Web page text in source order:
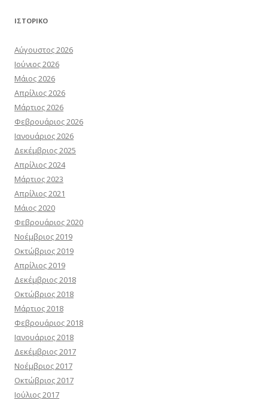
ΙΣΤΟΡΙΚΌ
Αύγουστος 2026
Ιούνιος 2026
Μάιος 2026
Απρίλιος 2026
Μάρτιος 2026
Φεβρουάριος 2026
Ιανουάριος 2026
Δεκέμβριος 2025
Απρίλιος 2024
Μάρτιος 2023
Απρίλιος 2021
Μάιος 2020
Φεβρουάριος 2020
Νοέμβριος 2019
Οκτώβριος 2019
Απρίλιος 2019
Δεκέμβριος 2018
Οκτώβριος 2018
Μάρτιος 2018
Φεβρουάριος 2018
Ιανουάριος 2018
Δεκέμβριος 2017
Νοέμβριος 2017
Οκτώβριος 2017
Ιούλιος 2017